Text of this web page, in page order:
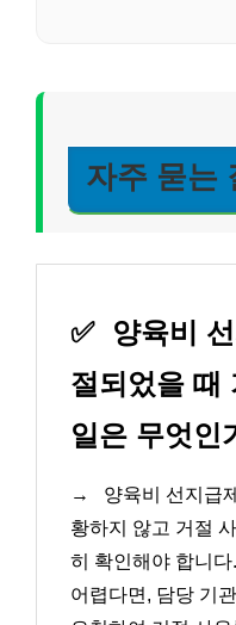
자주 묻는
✅
양육비
절되었을 때
일은 무엇인
→
양육비 선지급
황하지 않고 거절
히 확인해야 합니
어렵다면, 담당 기